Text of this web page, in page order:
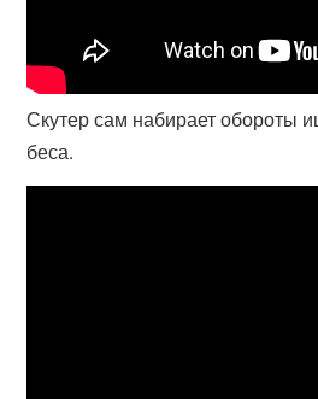
Скутер сам набирает обороты
беса.